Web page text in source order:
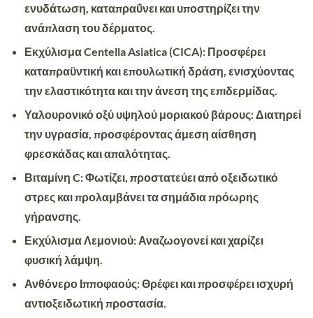
ενυδάτωση, καταπραΰνει και υποστηρίζει την
ανάπλαση του δέρματος.
Εκχύλισμα Centella Asiatica(CICA): Προσφέρει
καταπραϋντική και επουλωτική δράση, ενισχύοντας
την ελαστικότητα και την άνεση της επιδερμίδας.
Υαλουρονικό οξύ υψηλού μοριακού βάρους: Διατηρεί
την υγρασία, προσφέροντας άμεση αίσθηση
φρεσκάδας και απαλότητας.
Βιταμίνη C: Φωτίζει, προστατεύει από οξειδωτικό
στρες και προλαμβάνει τα σημάδια πρόωρης
γήρανσης.
Εκχύλισμα Λεμονιού: Αναζωογονεί και χαρίζει
φυσική λάμψη.
Ανθόνερο Ιπποφαούς: Θρέφει και προσφέρει ισχυρή
αντιοξειδωτική προστασία.